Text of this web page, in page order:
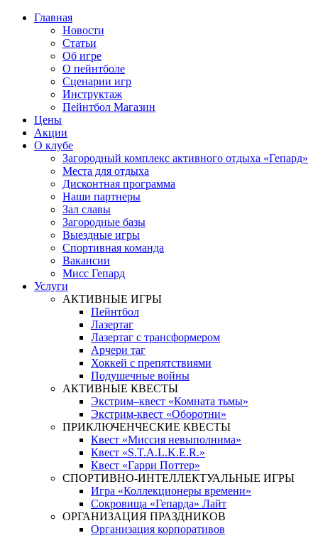
Главная
Новости
Статьи
Об игре
О пейнтболе
Сценарии игр
Инструктаж
Пейнтбол Магазин
Цены
Акции
О клубе
Загородный комплекс активного отдыха «Гепард»
Места для отдыха
Дисконтная программа
Наши партнеры
Зал славы
Загородные базы
Выездные игры
Спортивная команда
Вакансии
Мисс Гепард
Услуги
АКТИВНЫЕ ИГРЫ
Пейнтбол
Лазертаг
Лазертаг с трансформером
Арчери таг
Хоккей с препятствиями
Подушечные войны
АКТИВНЫЕ КВЕСТЫ
Экстрим–квест «Комната тьмы»
Экстрим-квест «Оборотни»
ПРИКЛЮЧЕНЧЕСКИЕ КВЕСТЫ
Квест «Миссия невыполнима»
Квест «S.T.A.L.K.E.R.»
Квест «Гарри Поттер»
СПОРТИВНО-ИНТЕЛЛЕКТУАЛЬНЫЕ ИГРЫ
Игра «Коллекционеры времени»
Сокровища «Гепарда» Лайт
ОРГАНИЗАЦИЯ ПРАЗДНИКОВ
Организация корпоративов